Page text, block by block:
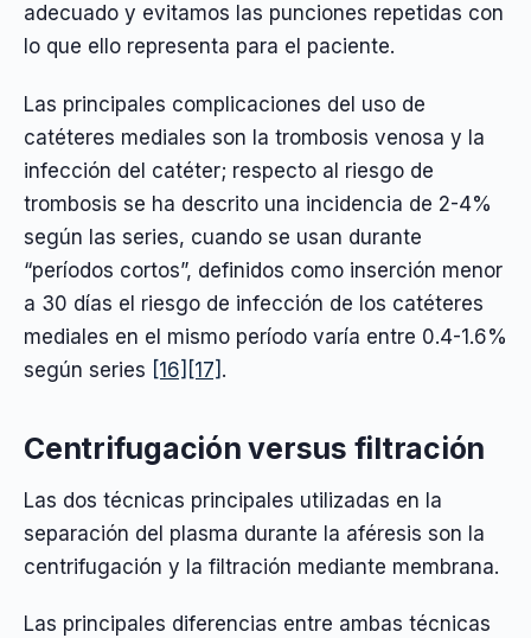
adecuado y evitamos las punciones repetidas con
lo que ello representa para el paciente.
Las principales complicaciones del uso de
catéteres mediales son la trombosis venosa y la
infección del catéter; respecto al riesgo de
trombosis se ha descrito una incidencia de 2-4%
según las series, cuando se usan durante
“períodos cortos”, definidos como inserción menor
a 30 días el riesgo de infección de los catéteres
mediales en el mismo período varía entre 0.4-1.6%
según series [16] [17] .
Centrifugación versus filtración
Las dos técnicas principales utilizadas en la
separación del plasma durante la aféresis son la
centrifugación y la filtración mediante membrana.
Las principales diferencias entre ambas técnicas